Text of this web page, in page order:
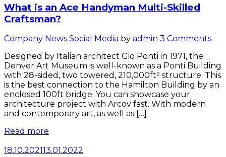
What is an Ace Handyman Multi-Skilled
Craftsman?
Categories
Company News Social Media by admin 3 Comments
Designed by Italian architect Gio Ponti in 1971, the
Denver Art Museum is well-known as a Ponti Building
with 28-sided, two towered, 210,000ft² structure. This
is the best connection to the Hamilton Building by an
enclosed 100ft bridge. You can showcase your
architecture project with Arcov fast. With modern
and contemporary art, as well as […]
Read more
18.10.202113.01.2022